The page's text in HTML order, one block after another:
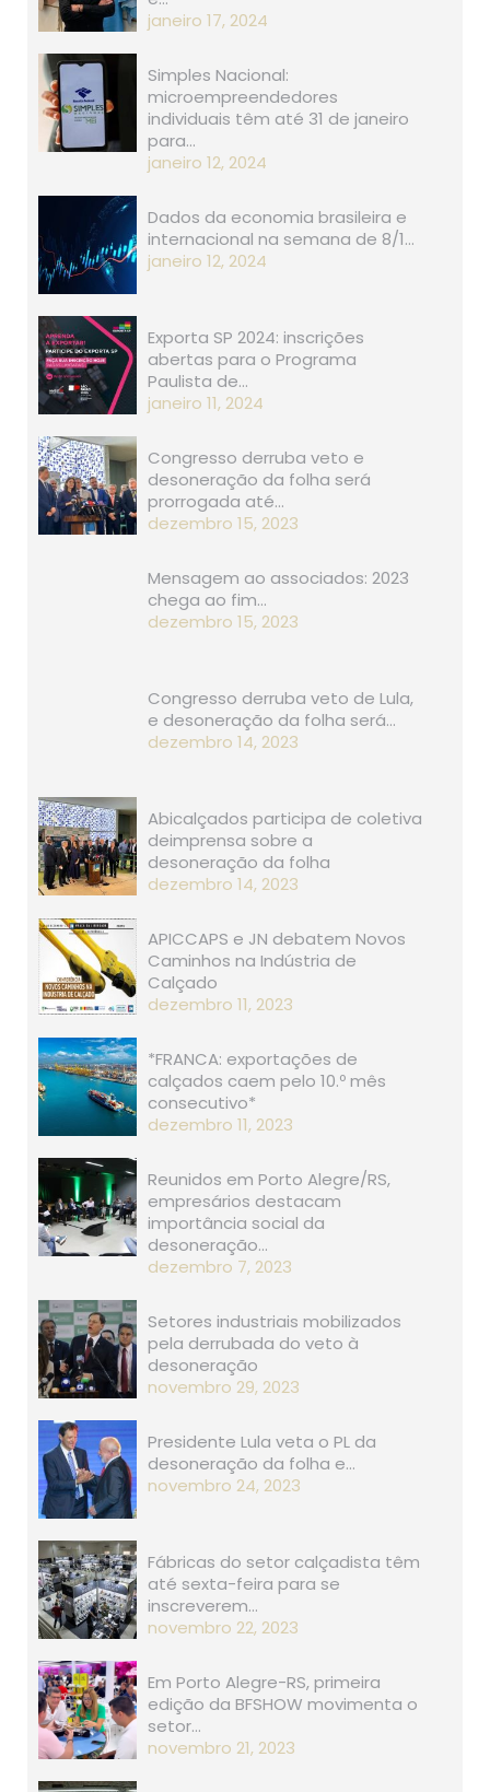
janeiro 17, 2024
Simples Nacional:
microempreendedores
individuais têm até 31 de janeiro
para…
janeiro 12, 2024
Dados da economia brasileira e
internacional na semana de 8/1…
janeiro 12, 2024
Exporta SP 2024: inscrições
abertas para o Programa
Paulista de…
janeiro 11, 2024
Congresso derruba veto e
desoneração da folha será
prorrogada até…
dezembro 15, 2023
Mensagem ao associados: 2023
chega ao fim…
dezembro 15, 2023
Congresso derruba veto de Lula,
e desoneração da folha será…
dezembro 14, 2023
Abicalçados participa de coletiva
deimprensa sobre a
desoneração da folha
dezembro 14, 2023
APICCAPS e JN debatem Novos
Caminhos na Indústria de
Calçado
dezembro 11, 2023
*FRANCA: exportações de
calçados caem pelo 10.º mês
consecutivo*
dezembro 11, 2023
Reunidos em Porto Alegre/RS,
empresários destacam
importância social da
desoneração…
dezembro 7, 2023
Setores industriais mobilizados
pela derrubada do veto à
desoneração
novembro 29, 2023
Presidente Lula veta o PL da
desoneração da folha e…
novembro 24, 2023
Fábricas do setor calçadista têm
até sexta-feira para se
inscreverem…
novembro 22, 2023
Em Porto Alegre-RS, primeira
edição da BFSHOW movimenta o
setor…
novembro 21, 2023